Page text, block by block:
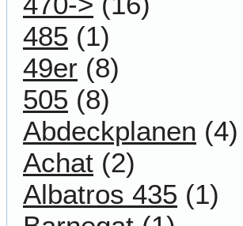
485 (1)
49er (8)
505 (8)
Abdeckplanen (4)
Achat (2)
Albatros 435 (1)